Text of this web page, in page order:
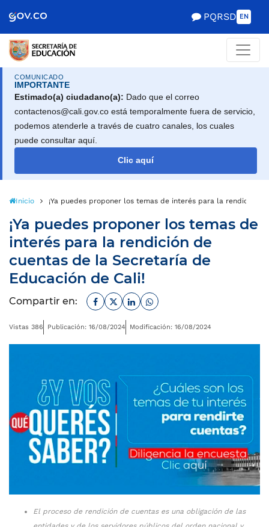
PQRSD EN
COMUNICADO
IMPORTANTE
Estimado(a) ciudadano(a): Dado que el correo
contactenos@cali.gov.co está temporalmente fuera de servicio,
podemos atenderle a través de cuatro canales, los cuales
puede consultar aquí.
Clic aquí
Inicio ¡Ya puedes proponer los temas de interés para la rendición
¡Ya puedes proponer los temas de
interés para la rendición de
cuentas de la Secretaría de
Educación de Cali!
Compartir en: Facebook
TwitterLinkedinWhatsapp
Vistas 386 Publicación: 16/08/2024 Modificación: 16/08/2024
El proceso de rendición de cuentas es una obligación de las